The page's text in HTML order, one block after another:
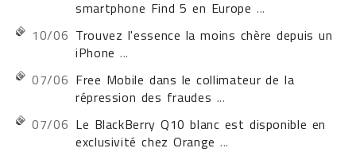
smartphone Find 5 en Europe ...
10/06 Trouvez l'essence la moins chère depuis un
iPhone ...
07/06 Free Mobile dans le collimateur de la
répression des fraudes ...
07/06 Le BlackBerry Q10 blanc est disponible en
exclusivité chez Orange ...